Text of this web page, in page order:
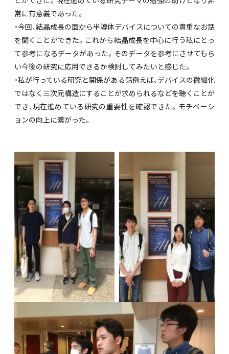
常に有意義であった。
・今回、結晶成長の面から半導体デバイスについての貴重なお話
を聞くことができた。これから結晶成長を中心に行う私にとっ
て参考になるデータがあった。そのデータを参考にさせてもら
い今後の研究に応用できるか検討してみたいと感じた。
・私が行っている研究と関係がある話――例えば、デバイスの微細化
ではなく三次元構造にすることが求められるなど――を聴くことが
でき、現在進めている研究の重要性を確認できた。モチベーシ
ョンの向上に繋がった。